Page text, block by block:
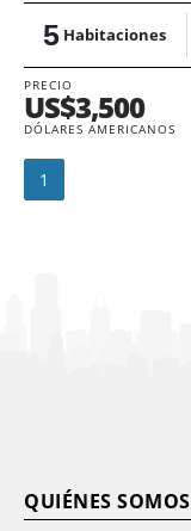
5 Habitaciones
PRECIO
US$3,500
DÓLARES AMERICANOS
1
QUIÉNES SOMOS